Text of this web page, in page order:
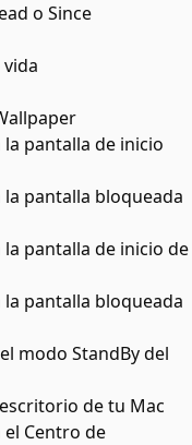
o Since
pantalla de inicio
pantalla bloqueada
pantalla de inicio de
pantalla bloqueada
modo StandBy del
de tu Mac
Centro de